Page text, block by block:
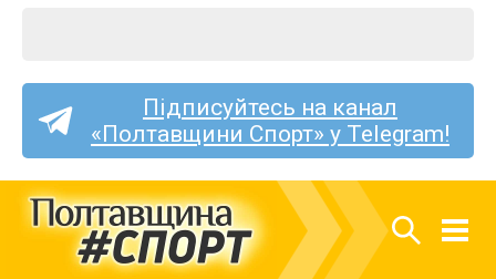
Підписуйтесь на канал
«Полтавщини Спорт» у Telegram!